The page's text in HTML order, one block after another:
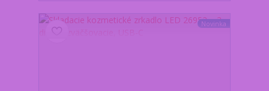
Novinka